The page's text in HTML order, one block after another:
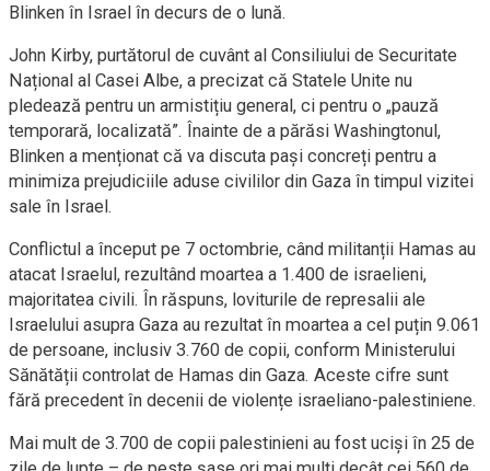
Blinken în Israel în decurs de o lună.
John Kirby, purtătorul de cuvânt al Consiliului de Securitate
Național al Casei Albe, a precizat că Statele Unite nu
pledează pentru un armistițiu general, ci pentru o „pauză
temporară, localizată”. Înainte de a părăsi Washingtonul,
Blinken a menționat că va discuta pași concreți pentru a
minimiza prejudiciile aduse civililor din Gaza în timpul vizitei
sale în Israel.
Conflictul a început pe 7 octombrie, când militanții Hamas au
atacat Israelul, rezultând moartea a 1.400 de israelieni,
majoritatea civili. În răspuns, loviturile de represalii ale
Israelului asupra Gaza au rezultat în moartea a cel puțin 9.061
de persoane, inclusiv 3.760 de copii, conform Ministerului
Sănătății controlat de Hamas din Gaza. Aceste cifre sunt
fără precedent în decenii de violențe israeliano-palestiniene.
Mai mult de 3.700 de copii palestinieni au fost uciși în 25 de